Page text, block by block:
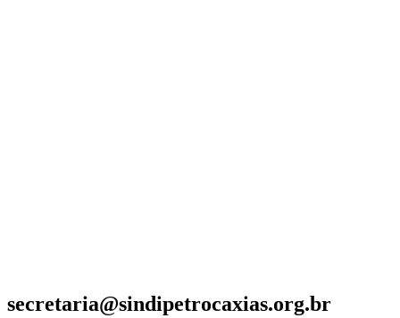
secretaria@sindipetrocaxias.org.br